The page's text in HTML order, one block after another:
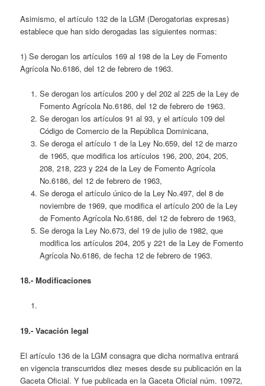
Asimismo, el artículo 132 de la LGM (Derogatorias expresas)
establece que han sido derogadas las siguientes normas:
1) Se derogan los artículos 169 al 198 de la Ley de Fomento
Agrícola No.6186, del 12 de febrero de 1963.
Se derogan los artículos 200 y del 202 al 225 de la Ley de
Fomento Agrícola No.6186, del 12 de febrero de 1963.
Se derogan los artículos 91 al 93, y el artículo 109 del
Código de Comercio de la República Dominicana,
Se deroga el artículo 1 de la Ley No.659, del 12 de marzo
de 1965, que modifica los artículos 196, 200, 204, 205,
208, 218, 223 y 224 de la Ley de Fomento Agrícola
No.6186, del 12 de febrero de 1963,
Se deroga el artículo único de la Ley No.497, del 8 de
noviembre de 1969, que modifica el artículo 200 de la Ley
de Fomento Agrícola No.6186, del 12 de febrero de 1963,
Se deroga la Ley No.673, del 19 de julio de 1982, que
modifica los artículos 204, 205 y 221 de la Ley de Fomento
Agrícola No.6186, de fecha 12 de febrero de 1963.
18.- Modificaciones
19.- Vacación legal
El artículo 136 de la LGM consagra que dicha normativa entrará
en vigencia transcurridos diez meses desde su publicación en la
Gaceta Oficial. Y fue publicada en la Gaceta Oficial núm. 10972,